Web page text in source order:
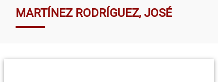
MARTÍNEZ RODRÍGUEZ, JOSÉ